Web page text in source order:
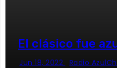
El clásico fue
Jun 18, 2022 Radio